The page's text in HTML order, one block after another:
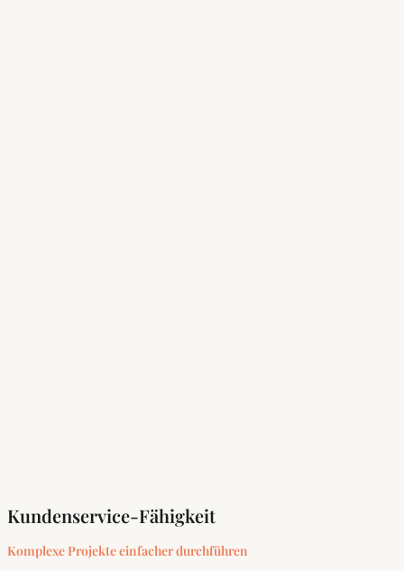
Kundenservice-Fähigkeit
Komplexe Projekte einfacher durchführen